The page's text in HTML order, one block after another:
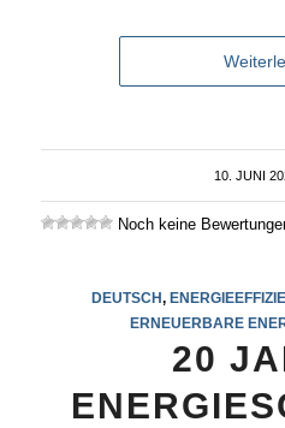
10. JUNI
/
Noch keine
DEUTSCH,
ERNEUERBARE
20